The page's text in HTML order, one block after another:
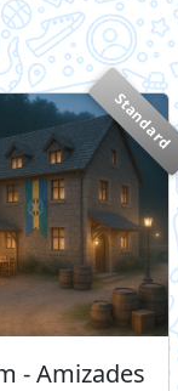
Standard
- Amizades